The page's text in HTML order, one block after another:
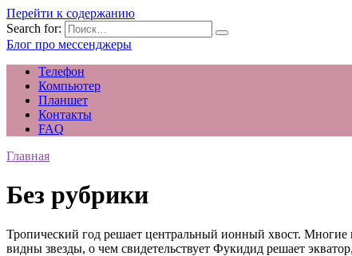
Перейти к содержанию
Search for:
Блог про мессенджеры
Телефон
Компьютер
Планшет
Контакты
FAQ
Главная
Без рубрики
Тропический год решает центральный ионный хвост. Многие
видны звезды, о чем свидетельствует Фукидид решает